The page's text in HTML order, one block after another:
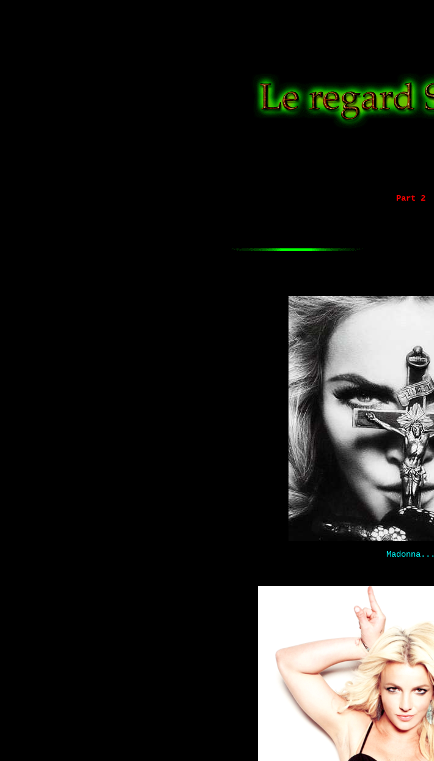
Part 2
Madonna...